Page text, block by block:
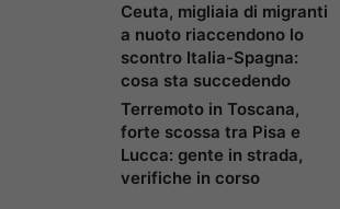
Ceuta, migliaia di migranti
a nuoto riaccendono lo
scontro Italia-Spagna:
cosa sta succedendo
Terremoto in Toscana,
forte scossa tra Pisa e
Lucca: gente in strada,
verifiche in corso